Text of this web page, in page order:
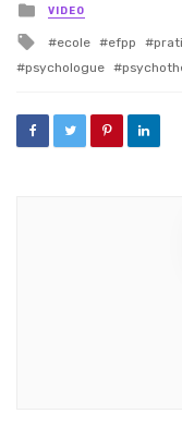
Posted in
VIDEO
Tagged with
ecole efpp
psychologue